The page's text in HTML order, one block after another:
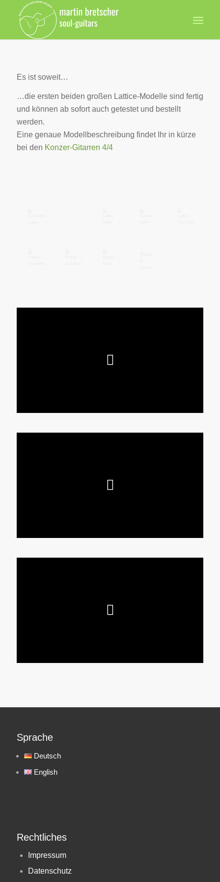
Es ist soweit…
…die ersten beiden großen Lattice-Modelle sind fertig
und können ab sofort auch getestet und bestellt
werden.
Eine genaue Modellbeschreibung findet Ihr in kürze
bei den Konzer-Gitarren 4/4
Sprache
Deutsch
English
Rechtliches
Impressum
Datenschutz